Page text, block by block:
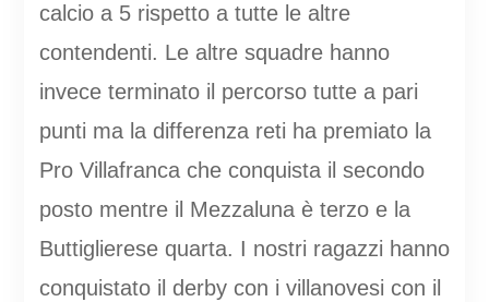
calcio a 5 rispetto a tutte le altre
contendenti. Le altre squadre hanno
invece terminato il percorso tutte a pari
punti ma la differenza reti ha premiato la
Pro Villafranca che conquista il secondo
posto mentre il Mezzaluna è terzo e la
Buttiglierese quarta. I nostri ragazzi hanno
conquistato il derby con i villanovesi con il